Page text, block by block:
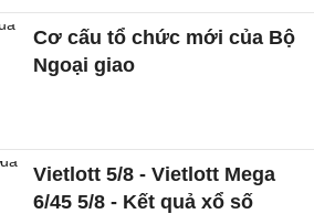
Cơ cấu tổ chức mới của Bộ
Ngoại giao
Vietlott 5/8 - Vietlott Mega
6/45 5/8 - Kết quả xổ số